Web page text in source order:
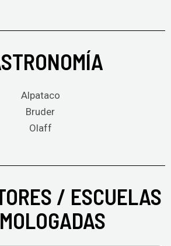
Alpataco
Bruder
Olaff
/ ESCUELAS